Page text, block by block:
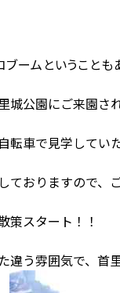
ムということも
園にご来園され
で見学していた
りますので、ご
スタート！！
雰囲気で、首里